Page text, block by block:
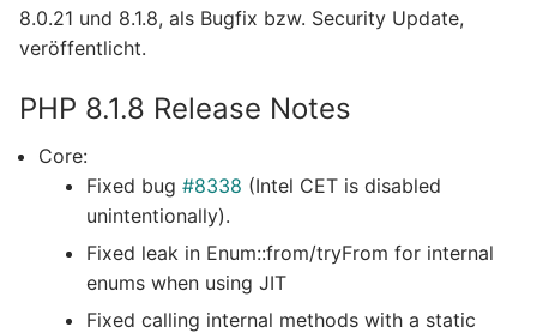
8.0.21 und 8.1.8, als Bugfix bzw. Security Update,
veröffentlicht.
PHP 8.1.8 Release Notes
Core:
Fixed bug #8338 (Intel CET is disabled
unintentionally).
Fixed leak in Enum::from/tryFrom for internal
enums when using JIT
Fixed calling internal methods with a static